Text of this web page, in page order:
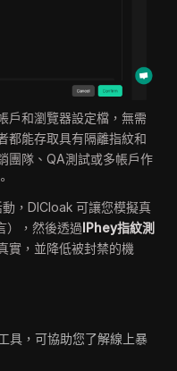
戶和瀏覽器設定檔，無需
都能存取具有隔離指紋和
團隊、QA測試或多帳戶作
，DICloak 可讓您模擬真
），然後透過IPhey指紋測
實，並降低被封禁的機
具，可協助您了解線上暴